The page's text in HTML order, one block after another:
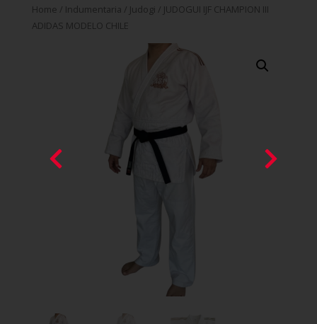
Home / Indumentaria / Judogi / JUDOGUI IJF CHAMPION III
ADIDAS MODELO CHILE